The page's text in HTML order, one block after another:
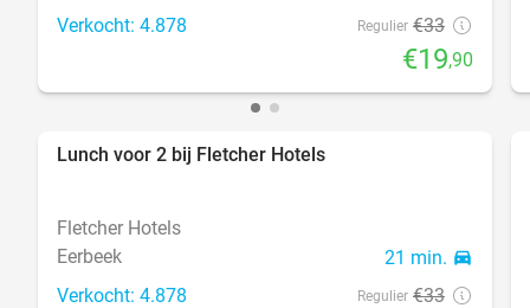
Verkocht: 4.878 Regulier €33
€19,90
Lunch voor 2 bij Fletcher Hotels
Fletcher Hotels
Eerbeek
21 min. directions_car
Verkocht: 4.878 Regulier €33